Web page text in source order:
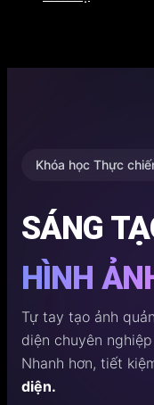
Khóa học Thực
SÁNG
HÌNH
Tự tay tạo ảnh
diện chuyên
Nhanh hơn, tiết
diện.